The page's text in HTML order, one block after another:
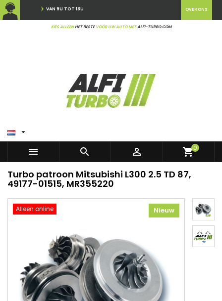
VAN 9U TOT 18U
KIES ALLEENHET BESTEVOOR UW AUTO METALFI-TURBO.COM
OVER ONS

   shopping_cart0
Turbo patroon Mitsubishi L300 2.5 TD 87,
49177-01515, MR355220
Alleen online Nieuw